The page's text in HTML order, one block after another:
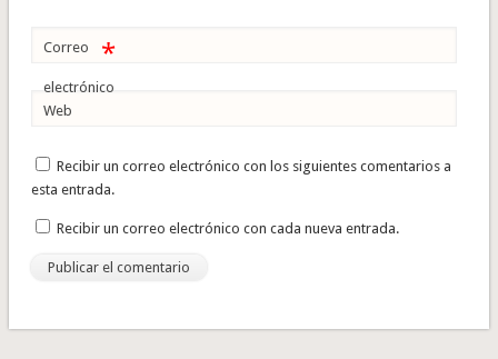
Correo
electrónico
*
Web
Recibir un correo electrónico con los siguientes comentarios a
esta entrada.
Recibir un correo electrónico con cada nueva entrada.